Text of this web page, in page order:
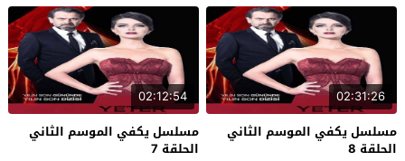
02:31:26
مسلسل يكفي الموسم الثاني
الحلقة 8
02:12:54
مسلسل يكفي الموسم الثاني
الحلقة 7